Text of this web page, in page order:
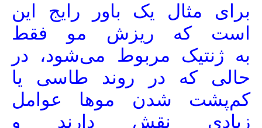
برای مثال یک باور رایج این
است که ریزش مو فقط
به ژنتیک مربوط می‌شود، در
حالی که در روند طاسی یا
کم‌پشت شدن موها عوامل
زیادی نقش دارند و